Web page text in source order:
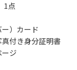
1点
）カード
付き身分証明書
ジ